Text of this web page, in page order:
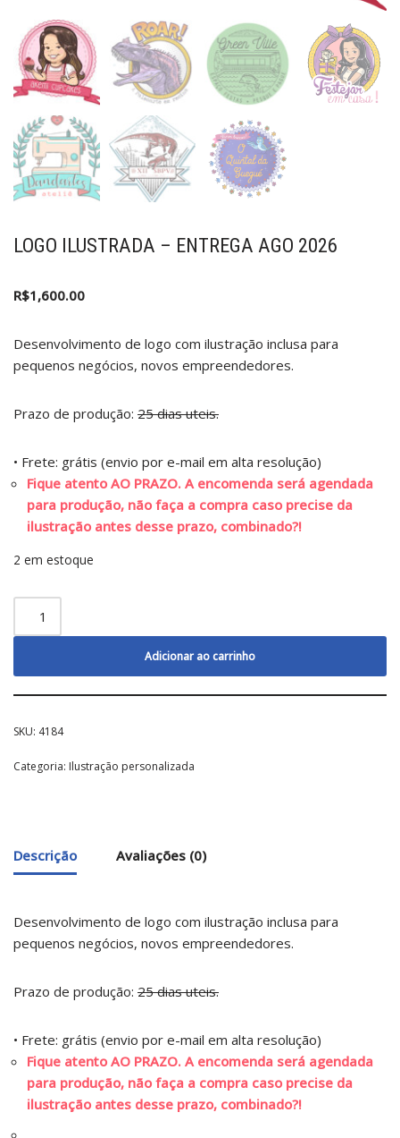
LOGO ILUSTRADA – ENTREGA AGO 2026
R$1,600.00
Desenvolvimento de logo com ilustração inclusa para
pequenos negócios, novos empreendedores.
Prazo de produção: 25 dias uteis.
• Frete: grátis (envio por e-mail em alta resolução)
Fique atento AO PRAZO. A encomenda será agendada
para produção, não faça a compra caso precise da
ilustração antes desse prazo, combinado?!
2 em estoque
Adicionar ao carrinho
SKU: 4184
Categoria: Ilustração personalizada
Descrição Avaliações (0)
Desenvolvimento de logo com ilustração inclusa para
pequenos negócios, novos empreendedores.
Prazo de produção: 25 dias uteis.
• Frete: grátis (envio por e-mail em alta resolução)
Fique atento AO PRAZO. A encomenda será agendada
para produção, não faça a compra caso precise da
ilustração antes desse prazo, combinado?!